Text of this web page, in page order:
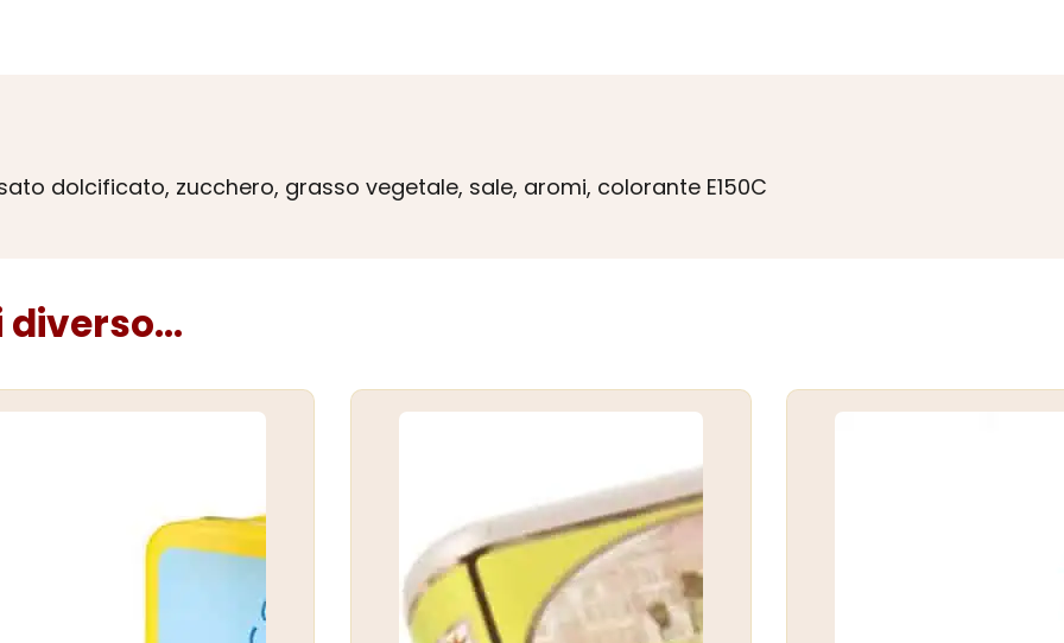
dolcificato, zucchero, grasso vegetale, sale, aromi, colorante E150C